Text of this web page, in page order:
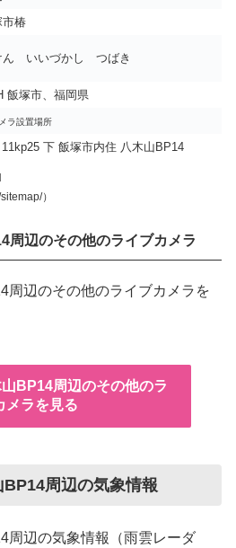
市椿
ん いいづかし つばき
飯塚市、福岡県
ラ設置場所
下 飯塚市内住 八木山BP14
）
周辺のその他のライブカメラ
周辺のその他のライブカメラを
BP14周辺のその他のラ
メラを見る
周辺の気象情報
周辺の気象情報（雨雲レーダ